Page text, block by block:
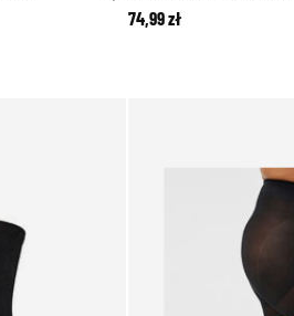
74,99 zł